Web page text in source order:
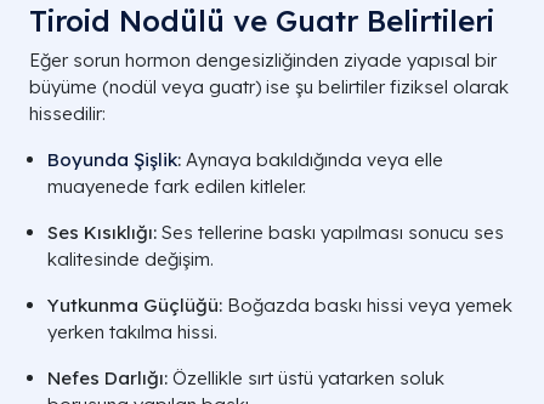
Tiroid Nodülü ve Guatr Belirtileri
Eğer sorun hormon dengesizliğinden ziyade yapısal bir
büyüme (nodül veya guatr) ise şu belirtiler fiziksel olarak
hissedilir:
Boyunda Şişlik: Aynaya bakıldığında veya elle
muayenede fark edilen kitleler.
Ses Kısıklığı: Ses tellerine baskı yapılması sonucu ses
kalitesinde değişim.
Yutkunma Güçlüğü: Boğazda baskı hissi veya yemek
yerken takılma hissi.
Nefes Darlığı: Özellikle sırt üstü yatarken soluk